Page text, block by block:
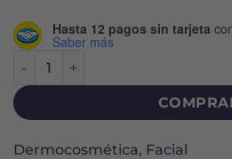
Hasta 12 pagos sin tarjeta
Saber más
Dermocosmética, Facial